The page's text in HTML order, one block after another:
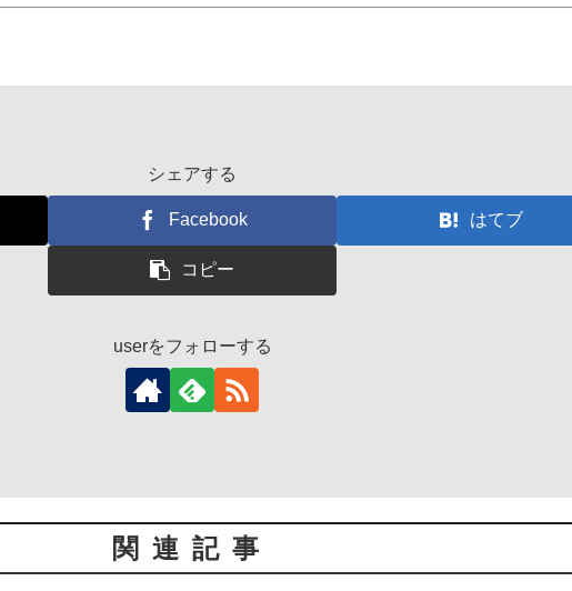
シェアする
Facebook はてブ
コピー
userをフォローする
関連記事